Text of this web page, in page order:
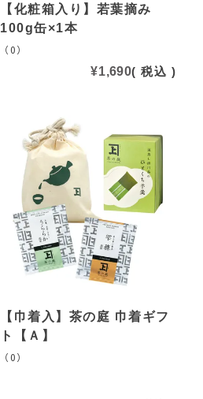
【化粧箱入り】若葉摘み
100g缶×1本
（0）
¥1,690 税込
【巾着入】茶の庭 巾着ギフ
ト【Ａ】
（0）